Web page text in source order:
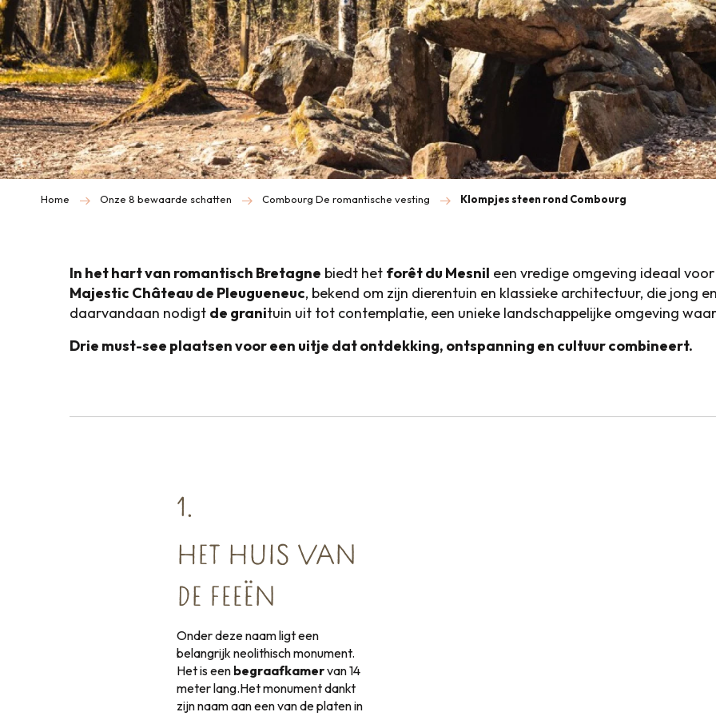
Home Onze 8 bewaarde schatten Combourg De romantische vesting Klompjes steen rond Combourg
In het hart van romantisch Bretagne biedt het forêt du Mesnil een vredige omgeving ideaal
Majestic Château de Pleugueneuc, bekend om zijn dierentuin en klassieke architectuur, die jong
daarvandaan nodigt de granituin uit tot contemplatie, een unieke landschappelijke omgeving
Drie must-see plaatsen voor een uitje dat ontdekking, ontspanning en cultuur combineert.
1.
HET HUIS VAN
DE FEEËN
Onder deze naam ligt een
belangrijk neolithisch monument.
Het is een begraafkamervan 14
meter lang.Het monument dankt
zijn naam aan een van de platen in